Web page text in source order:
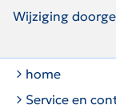
Wijziging
home
Service en